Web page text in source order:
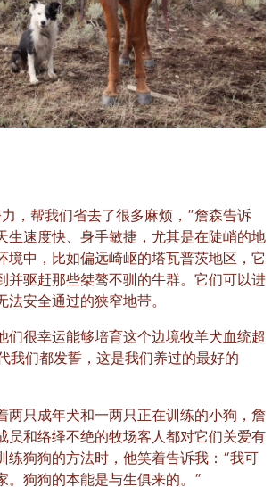
，帮我们省去了很多麻烦，”詹森告诉
生速度快、身手敏捷，尤其是在陡峭的地
境中，比如偏远崎岖的塔瓦普茨地区，它
并驱赶那些桀骜不驯的牛群。它们可以进
法安全通过的狭窄地带。
们很幸运能够培育这个边境牧羊犬血统超
我们都发誓，这是我们养过的最好的
两只成年犬和一两只正在训练的小狗，詹
员和络绎不绝的牧场客人都对它们关爱有
练狗狗的方法时，他笑着告诉我：“我可
。狗狗的本能是与生俱来的。”